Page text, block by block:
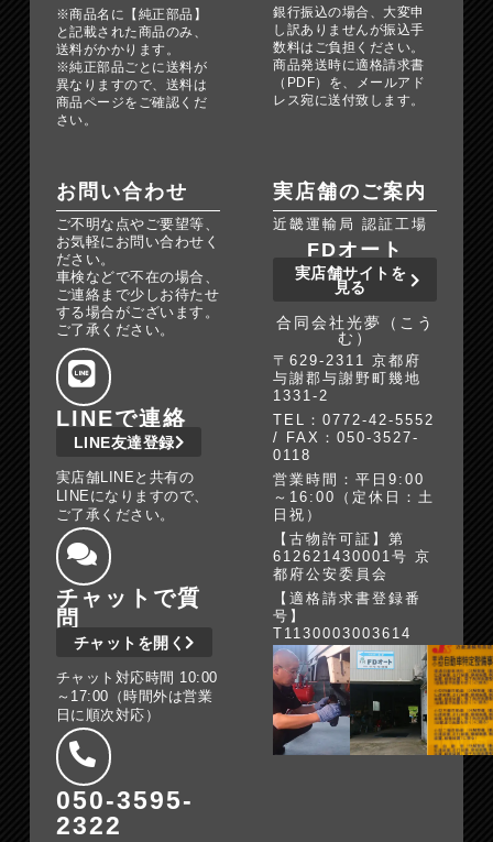
※商品名に【純正部品】
と記載された商品のみ、
送料がかかります。
※純正部品ごとに送料が
異なりますので、送料は
商品ページをご確認くだ
さい。
銀行振込の場合、大変申
し訳ありませんが振込手
数料はご負担ください。
商品発送時に適格請求書
（PDF）を、メールアド
レス宛に送付致します。
お問い合わせ
ご不明な点やご要望等、
お気軽にお問い合わせく
ださい。
車検などで不在の場合、
ご連絡まで少しお待たせ
する場合がございます。
ご了承ください。
LINEで連絡
LINE友達登録
実店舗LINEと共有の
LINEになりますので、
ご了承ください。
チャットで質
問
チャットを開く
チャット対応時間 10:00
～17:00（時間外は営業
日に順次対応）
050-3595-
2322
実店舗のご案内
近畿運輸局 認証工場
FDオート
実店舗サイトを
見る
合同会社光夢（こう
む）
〒629-2311 京都府
与謝郡与謝野町幾地
1331-2
TEL：0772-42-5552
/ FAX：050-3527-
0118
営業時間：平日9:00
～16:00（定休日：土
日祝）
【古物許可証】第
612621430001号 京
都府公安委員会
【適格請求書登録番
号】
T1130003003614